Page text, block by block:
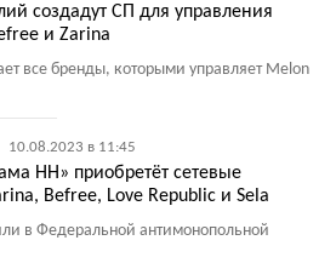
создадут СП для управления
и Zarina
все бренды, которыми управляет Melon
10.08.2023 в 11:45
НН» приобретёт сетевые
Befree, Love Republic и Sela
в Федеральной антимонопольной